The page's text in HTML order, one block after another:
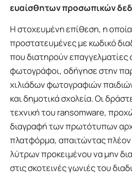
ευαίσθητων προσωπικών
Η στοχευμένη επίθεση, η
προστατευμένες με κωδικό
που διατηρούν επαγγελματίες
φωτογράφοι, οδήγησε στην
χιλιάδων φωτογραφιών
και δημοτικά σχολεία. Οι
τεχνική του ransomware,
διαγραφή των πρωτότυπων
πλατφόρμα, απαιτώντας πλέον
λύτρων προκειμένου να μην
στις σκοτεινές γωνιές του